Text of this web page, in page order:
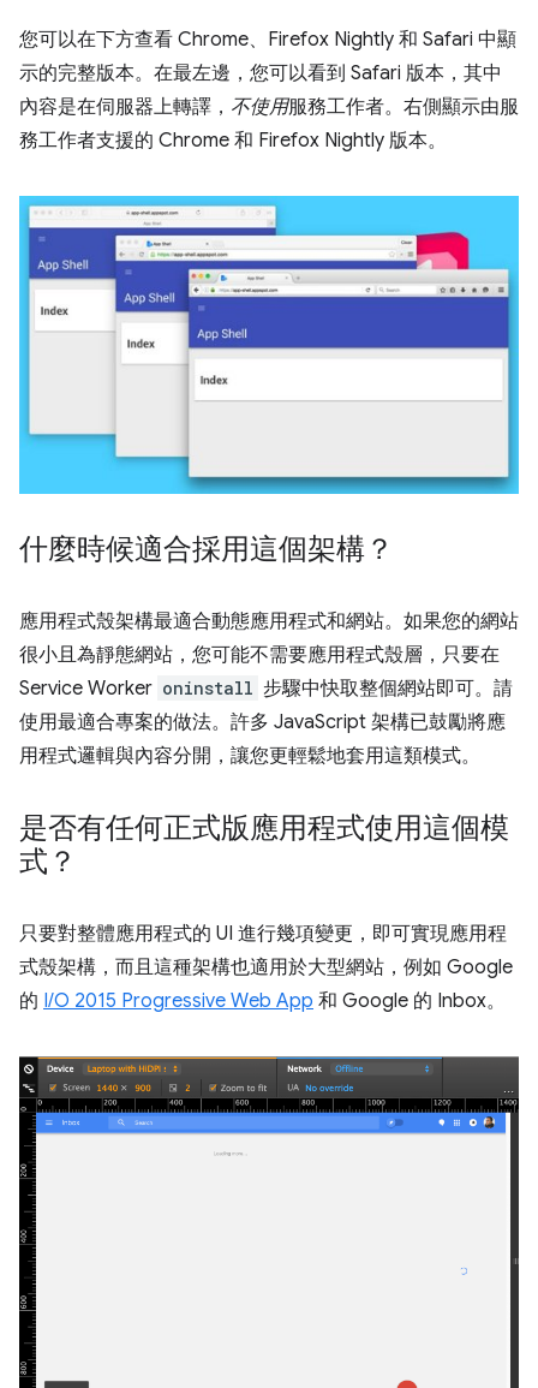
您可以在下方查看 Chrome、Firefox Nightly 和 Safari 中顯
示的完整版本。在最左邊，您可以看到 Safari 版本，其中
內容是在伺服器上轉譯， 不使用服務工作者。右側顯示由服
務工作者支援的 Chrome 和 Firefox Nightly 版本。
什麼時候適合採用這個架構？
應用程式殼架構最適合動態應用程式和網站。如果您的網站
很小且為靜態網站，您可能不需要應用程式殼層，只要在
Service Worker oninstall 步驟中快取整個網站即可。請
使用最適合專案的做法。許多 JavaScript 架構已鼓勵將應
用程式邏輯與內容分開，讓您更輕鬆地套用這類模式。
是否有任何正式版應用程式使用這個模
式？
只要對整體應用程式的 UI 進行幾項變更，即可實現應用程
式殼架構，而且這種架構也適用於大型網站，例如 Google
的 I/O 2015 Progressive Web App 和 Google 的 Inbox。